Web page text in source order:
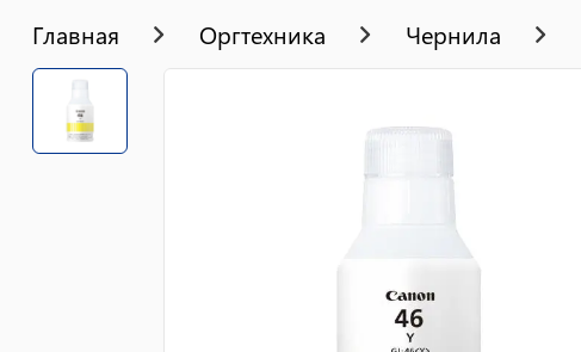
Главная Оргтехника Чернила